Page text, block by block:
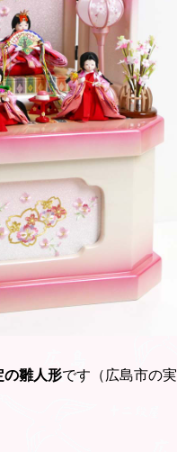
の雛人形です（広島市の実